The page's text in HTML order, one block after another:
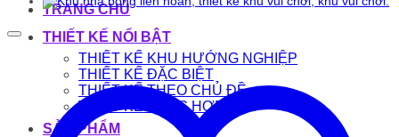
TRANG CHỦ
THIẾT KẾ NỔI BẬT
THIẾT KẾ KHU HƯỚNG NGHIỆP
THIẾT KẾ ĐẶC BIỆT
THIẾT KẾ THEO CHỦ ĐỀ
THIẾT KẾ TỔNG HỢP
SẢN PHẨM